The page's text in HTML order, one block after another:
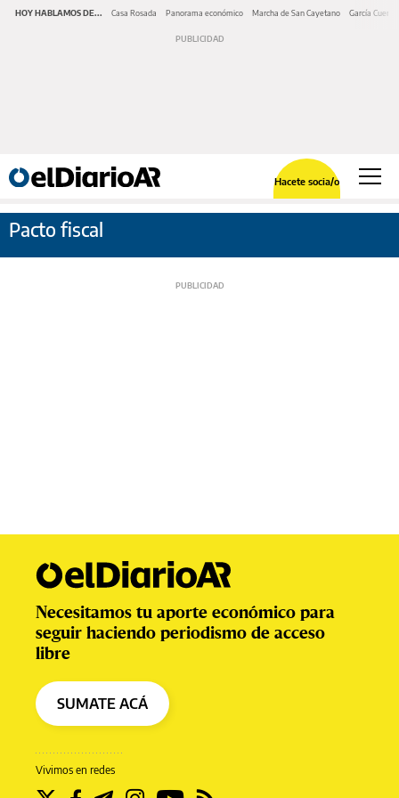
HOY HABLAMOS DE... Casa Rosada Panorama económico Marcha de San Cayetano García Cuerva
Hacete socia/o
Pacto fiscal
Vivimos en redes
Necesitamos tu aporte económico para
seguir haciendo periodismo de acceso
libre
SUMATE ACÁ